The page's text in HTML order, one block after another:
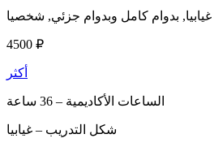
غيابيا, بدوام كامل وبدوام جزئي, شخصيا
4500 ₽
أكثر
الساعات الأكاديمية –
شكل التدريب – غيابيا